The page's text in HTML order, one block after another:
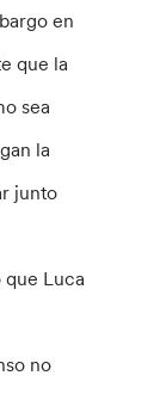
en
que la
sea
la
junto
Luca
no